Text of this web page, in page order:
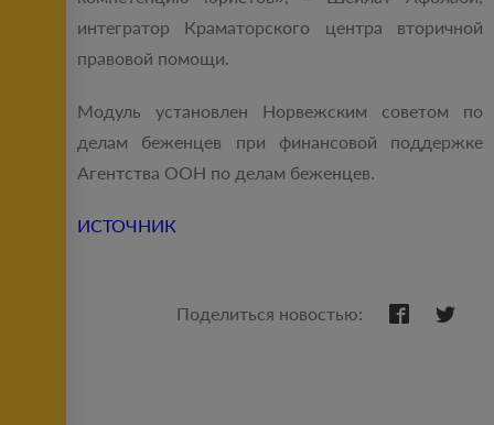
интегратор Краматорского центра вторичной
правовой помощи.
Модуль установлен Норвежским советом по
делам беженцев при финансовой поддержке
Агентства ООН по делам беженцев.
ИСТОЧНИК
Поделиться новостью: